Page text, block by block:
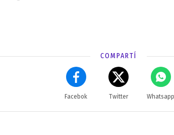
COMPARTÍ
Facebok Twitter Whatsapp